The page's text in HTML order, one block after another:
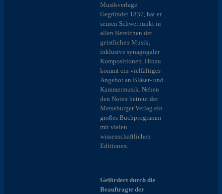
Musikverlage.
Gegründet 1837, hat er
seinen Schwerpunkt in
allen Bereichen der
geistlichen Musik,
inklusive synagogaler
Kompositionen. Hinzu
kommt ein vielfältiges
Angebot an Bläser- und
Kammermusik. Neben
den Noten betreut der
Merseburger Verlag ein
großes Buchprogramm
mit vielen
wissenschaftlichen
Editionen.
Gefördert durch die
Beauftragte der